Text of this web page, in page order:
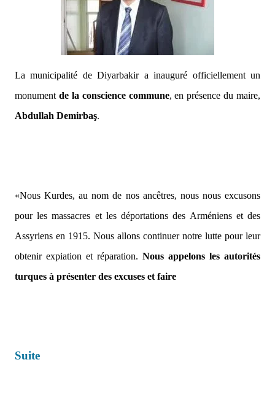
La municipalité de Diyarbakir a inauguré officiellement un
monument de la conscience commune, en présence du maire,
Abdullah Demirbaş.
«Nous Kurdes, au nom de nos ancêtres, nous nous excusons
pour les massacres et les déportations des Arméniens et des
Assyriens en 1915. Nous allons continuer notre lutte pour leur
obtenir expiation et réparation. Nous appelons les autorités
turques à présenter des excuses et faire
Suite